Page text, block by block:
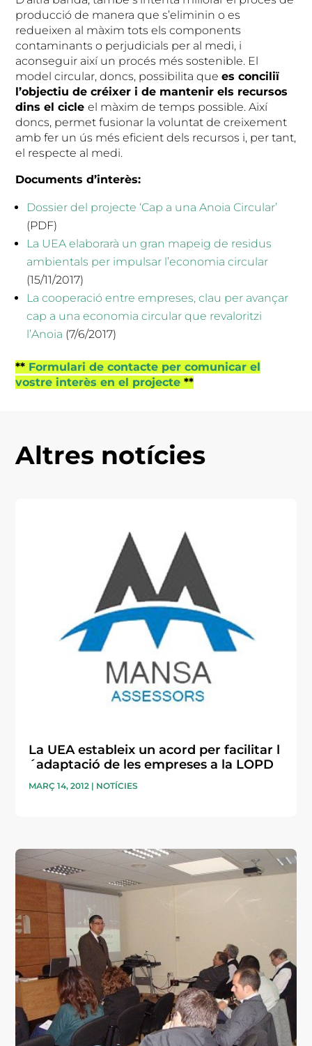
producció de manera que s’eliminin o es
redueixen al màxim tots els components
contaminants o perjudicials per al medi, i
aconseguir així un procés més sostenible. El
model circular, doncs, possibilita quees conciliï
l’objectiu de créixer i de mantenir els recursos
dins el cicleel màxim de temps possible. Així
doncs, permet fusionar la voluntat de creixement
amb fer un ús més eficient dels recursos i, per tant,
el respecte al medi.
Documents d’interès:
Dossier del projecte ‘Cap a una Anoia Circular’
(PDF)
La UEA elaborarà un gran mapeig de residus
ambientals per impulsar l’economia circular
(15/11/2017)
La cooperació entre empreses, clau per avançar
cap a una economia circular que revaloritzi
l’Anoia (7/6/2017)
** Formulari de contacte per comunicar el
vostre interès en el projecte **
Altres notícies
La UEA estableix un acord per facilitar l
´adaptació de les empreses a la LOPD
MARÇ 14, 2012 | NOTÍCIES